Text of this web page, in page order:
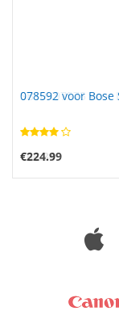
078592 voor
€224.99